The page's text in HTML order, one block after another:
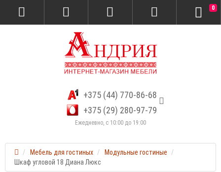
+375 (44) 770-86-68
+375 (29) 280-97-79
Ежедневно, с 10:00 до 19:00
0
Мебель для гостиных
Модульные гостиные
Шкаф угловой 18 Диана Люкс